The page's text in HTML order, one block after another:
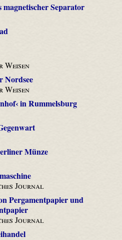
Separator
Weisen
Nordsee
Weisen
in Rummelsburg
Münze
Journal
Pergamentpapier und
Journal